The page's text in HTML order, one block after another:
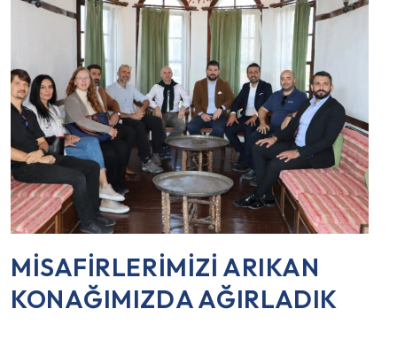
MİSAFİRLERİMİZİ ARIKAN
KONAĞIMIZDA AĞIRLADIK